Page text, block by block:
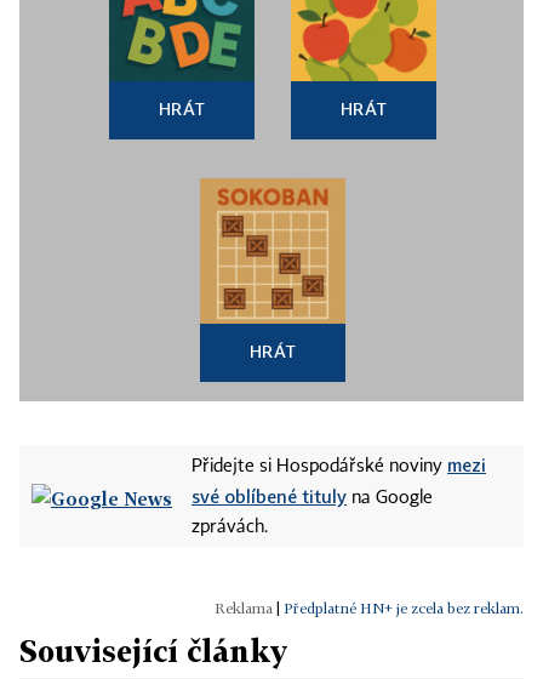
HRÁT HRÁT
HRÁT
Přidejte si Hospodářské noviny mezi
své oblíbené tituly na Google
zprávách.
Předplatné HN+ je zcela bez reklam.
Související články